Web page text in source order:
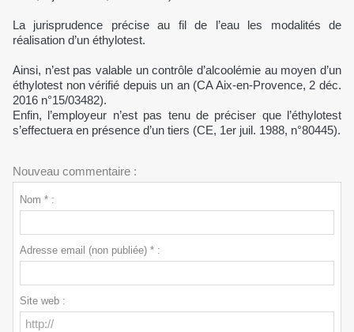
La jurisprudence précise au fil de l’eau les modalités de
réalisation d’un éthylotest.
Ainsi, n’est pas valable un contrôle d’alcoolémie au moyen d’un
éthylotest non vérifié depuis un an (CA Aix-en-Provence, 2 déc.
2016 n°15/03482).
Enfin, l’employeur n’est pas tenu de préciser que l’éthylotest
s’effectuera en présence d’un tiers (CE, 1er juil. 1988, n°80445).
Nouveau commentaire :
Nom * :
Adresse email (non publiée) * :
Site web :